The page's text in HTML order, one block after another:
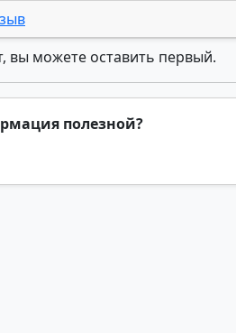
вы можете оставить первый.
полезной?